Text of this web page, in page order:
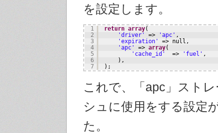
を設定します。
1
2
3
4
5
6
7
return array(
'driver'
=> 'apc' ,
'expiration'
=> null,
'apc'
=> array(
'cache_id'
=> 'fuel' ,
),
);
これで、「apc」スト
シュに使用をする設定
た。